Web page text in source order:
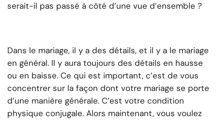
serait-il pas passé à côté d’une vue d’ensemble ?
Dans le mariage, il y a des détails, et il y a le mariage
en général. Il y aura toujours des détails en hausse
ou en baisse. Ce qui est important, c’est de vous
concentrer sur la façon dont votre mariage se porte
d’une manière générale. C’est votre condition
physique conjugale. Alors maintenant, vous voulez